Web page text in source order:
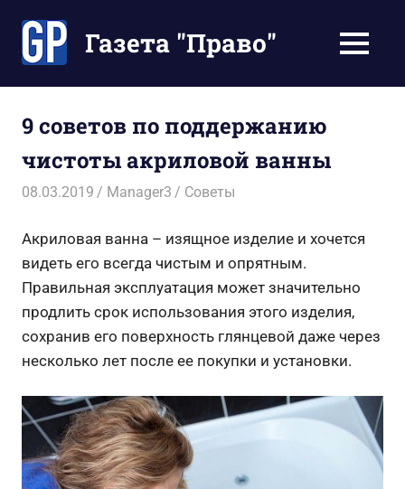
содержимомуГазета "Право"
экономят
Ваше
время
МЕНЮ
9 советов по поддержанию
чистоты акриловой ванны
08.03.2019 Manager3 Советы
Акриловая ванна – изящное изделие и хочется
видеть его всегда чистым и опрятным.
Правильная эксплуатация может значительно
продлить срок использования этого изделия,
сохранив его поверхность глянцевой даже через
несколько лет после ее покупки и установки.